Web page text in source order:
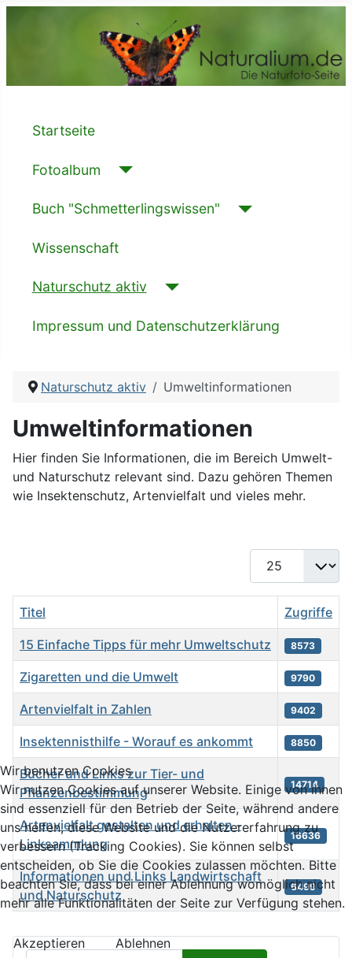
Startseite
Fotoalbum
Buch "Schmetterlingswissen"
Wissenschaft
Naturschutz aktiv
Impressum und Datenschutzerklärung
Naturschutz aktiv Umweltinformationen
Umweltinformationen
Hier finden Sie Informationen, die im Bereich Umwelt-
und Naturschutz relevant sind. Dazu gehören Themen
wie Insektenschutz, Artenvielfalt und vieles mehr.
Anzeige #
Titel Zugriffe
15 Einfache Tipps für mehr Umweltschutz 8573
Zigaretten und die Umwelt 9790
Artenvielfalt in Zahlen 9402
Insektennisthilfe - Worauf es ankommt 8850
Bücher und Links zur Tier- und
Pflanzenbestimmung
14714
Artenvielfalt gestalten und erhalten -
Linksammlung
16636
Informationen und Links Landwirtschaft
und Naturschutz
6499
Wir benutzen Cookies
Wir nutzen Cookies auf unserer Website. Einige von ihnen
sind essenziell für den Betrieb der Seite, während andere
uns helfen, diese Website und die Nutzererfahrung zu
verbessern (Tracking Cookies). Sie können selbst
entscheiden, ob Sie die Cookies zulassen möchten. Bitte
beachten Sie, dass bei einer Ablehnung womöglich nicht
mehr alle Funktionalitäten der Seite zur Verfügung stehen.
Akzeptieren
Ablehnen